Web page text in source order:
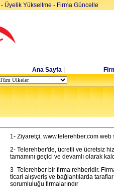
- Üyelik Yükseltme - Firma Güncelle
Ana Sayfa
1- Ziyaretçi, www.telerehber.com web
2- Telerehber'de, ücretli ve ücretsiz
tamamını geçici ve devamlı olarak
3- Telerehber bir firma rehberidir.
ticari alışveriş ve bağlantılarda
sorumluluğu firmalarındır